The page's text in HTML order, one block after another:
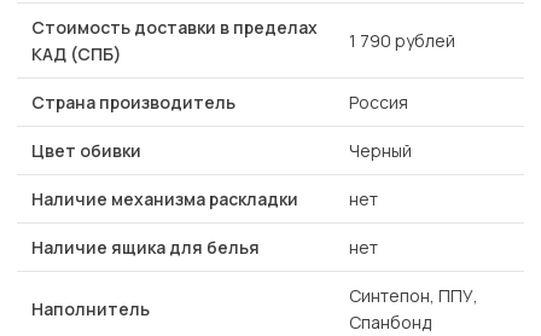
Стоимость доставки в пределах
КАД (СПБ)
1 790 рублей
Страна производитель Россия
Цвет обивки Черный
Наличие механизма раскладки нет
Наличие ящика для белья нет
Наполнитель
Синтепон, ППУ,
Спанбонд